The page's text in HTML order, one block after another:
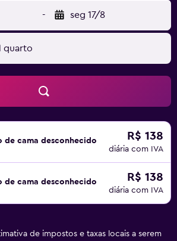
Bangla Sahib e a 5,7 km de
Internacional de Nova Déli -
km de distância e a acomodação
(aeroporto) a um custo
- seg 17/8
quarto
de cama desconhecido R$ 138
diária com IVA
de cama desconhecido R$ 138
diária com IVA
de impostos e taxas locais a serem